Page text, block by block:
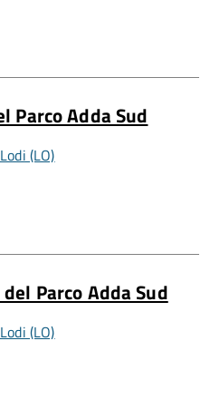
Parco Adda Sud
(LO)
Parco Adda Sud
(LO)